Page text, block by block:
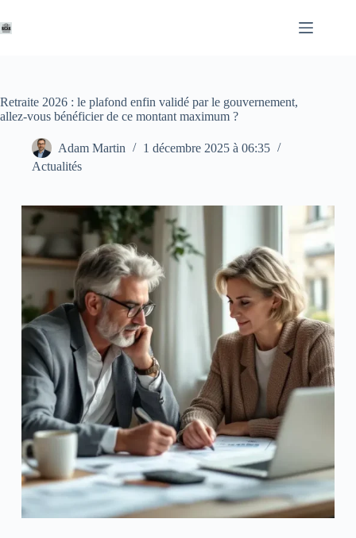
au
contenu
Retraite 2026 : le plafond enfin validé par le gouvernement,
allez-vous bénéficier de ce montant maximum ?
Adam Martin
1 décembre 2025 à 06:35
Actualités